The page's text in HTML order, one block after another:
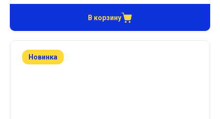
В корзину
Новинка